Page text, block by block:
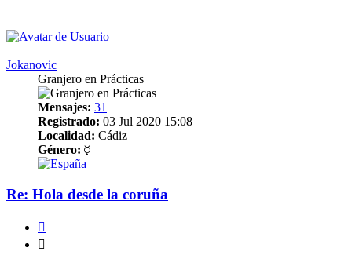
Jokanovic
Granjero en Prácticas
Mensajes: 31
Registrado: 03 Jul 2020 15:08
Localidad: Cádiz
Género:
Re: Hola desde la coruña